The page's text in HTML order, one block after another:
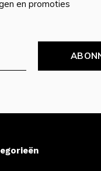
en promoties